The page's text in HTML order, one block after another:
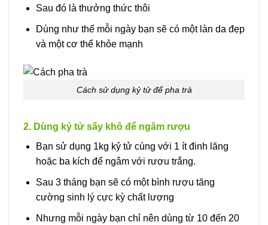
Sau đó là thưởng thức thôi
Dùng như thế mỗi ngày bạn sẽ có một làn da đẹp
và một cơ thể khỏe mạnh
Cách sử dụng kỷ tử để pha trà
2. Dùng kỷ tử sấy khô để ngâm rượu
Bạn sử dụng 1kg kỷ tử cùng với 1 ít đinh lăng
hoặc ba kích để ngâm với rượu trắng.
Sau 3 tháng bạn sẽ có một bình rượu tăng
cường sinh lý cực kỳ chất lượng
Nhưng mỗi ngày bạn chỉ nên dùng từ 10 đến 20